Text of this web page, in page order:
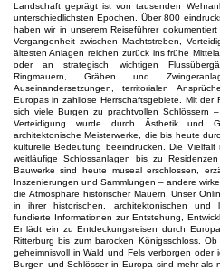
Landschaft geprägt ist von tausenden
unterschiedlichsten Epochen. Über 800
haben wir in unserem Reiseführer
Vergangenheit zwischen Machtstreben,
ältesten Anlagen reichen zurück ins frühe
oder an strategisch wichtigen
Ringmauern, Gräben und
Auseinandersetzungen, territorialen
Europas in zahllose Herrschaftsgebiete. Mit
sich viele Burgen zu prachtvollen Schlössern
Verteidigung wurde durch Ästhetik und
architektonische Meisterwerke, die bis heute
kulturelle Bedeutung beeindrucken. Die
weitläufige Schlossanlagen bis zu
Bauwerke sind heute museal erschlossen,
Inszenierungen und Sammlungen – andere
die Atmosphäre historischer Mauern. Unser
in ihrer historischen, architektonischen und
fundierte Informationen zur Entstehung,
Er lädt ein zu Entdeckungsreisen durch
Ritterburg bis zum barocken Königsschloss.
geheimnisvoll in Wald und Fels verborgen
Burgen und Schlösser in Europa sind mehr als